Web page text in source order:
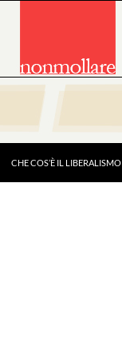
CHE COS’È IL LIBERALISMO